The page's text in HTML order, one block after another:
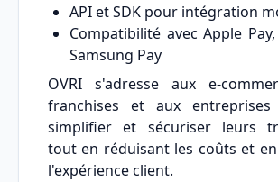
API et SDK pour intégration
Compatibilité avec Apple
Samsung Pay
OVRI s'adresse aux e-
franchises et aux entreprises
simplifier et sécuriser leurs
tout en réduisant les coûts et
l'expérience client.